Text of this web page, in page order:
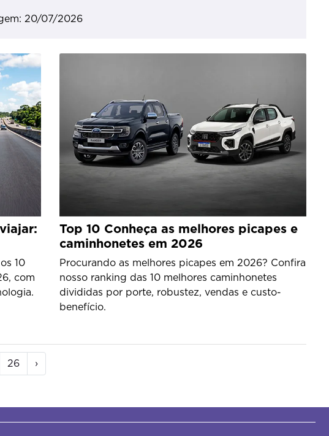
20/07/2026
10
com
Top 10 Conheça as melhores picapes e
caminhonetes em 2026
Procurando as melhores picapes em 2026? Confira
nosso ranking das 10 melhores caminhonetes
divididas por porte, robustez, vendas e custo-
benefício.
26 ›